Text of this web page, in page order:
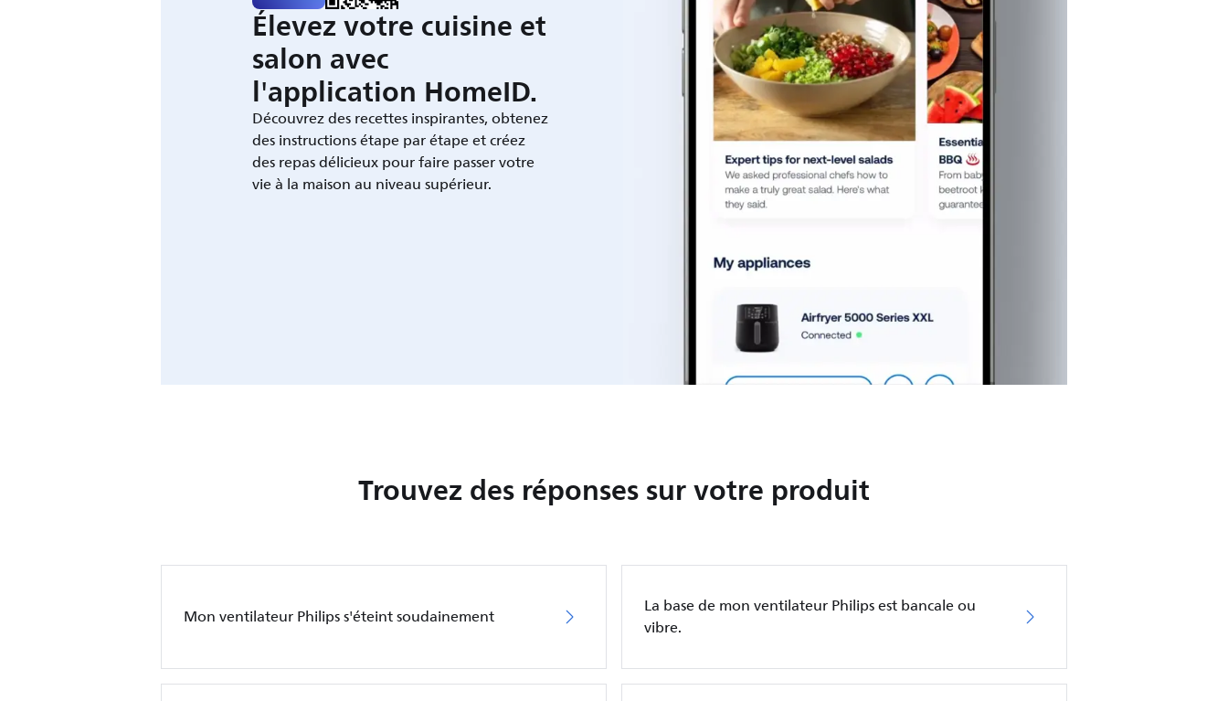
Élevez votre cuisine et
salon avec
l'application HomeID.
Découvrez des recettes inspirantes, obtenez
des instructions étape par étape et créez
des repas délicieux pour faire passer votre
vie à la maison au niveau supérieur.
Trouvez des réponses sur votre produit
Mon ventilateur Philips s'éteint soudainement
La base de mon ventilateur Philips est bancale ou
vibre.